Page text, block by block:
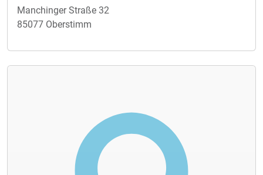
Manchinger Straße 32
85077 Oberstimm